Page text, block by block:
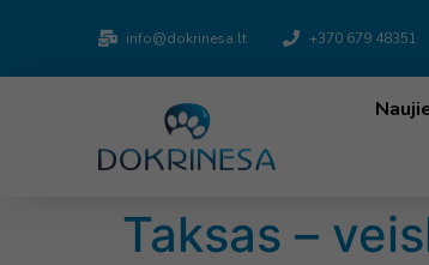
info@dokrinesa.lt +370 679 48351
Taksas –